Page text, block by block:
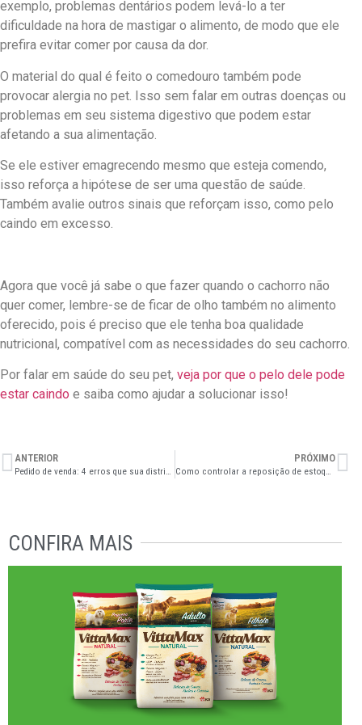
exemplo, problemas dentários podem levá-lo a ter
dificuldade na hora de mastigar o alimento, de modo que ele
prefira evitar comer por causa da dor.
O material do qual é feito o comedouro também pode
provocar alergia no pet. Isso sem falar em outras doenças ou
problemas em seu sistema digestivo que podem estar
afetando a sua alimentação.
Se ele estiver emagrecendo mesmo que esteja comendo,
isso reforça a hipótese de ser uma questão de saúde.
Também avalie outros sinais que reforçam isso, como pelo
caindo em excesso.
Agora que você já sabe o que fazer quando o cachorro não
quer comer, lembre-se de ficar de olho também no alimento
oferecido, pois é preciso que ele tenha boa qualidade
nutricional, compatível com as necessidades do seu cachorro.
Por falar em saúde do seu pet, veja por que o pelo dele pode
estar caindo e saiba como ajudar a solucionar isso!
ANTERIOR
Pedido de venda: 4 erros que sua distribuidora deve parar de cometer hoje mesmo
PRÓXIMO
Como controlar a reposição de estoque do seu petshop?
CONFIRA MAIS